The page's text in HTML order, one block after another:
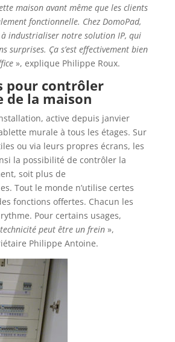
maison avant même que les clients
fonctionnelle. Chez DomoPad,
à industrialiser notre solution IP, qui
surprises. Ça s’est effectivement bien
», explique Philippe Roux.
pour contrôler
de la maison
active depuis janvier
murale à tous les étages. Sur
ou via leurs propres écrans, les
la possibilité de contrôler la
soit plus de
Tout le monde n’utilise certes
fonctions offertes. Chacun les
Pour certains usages,
peut être un frein»,
Philippe Antoine.